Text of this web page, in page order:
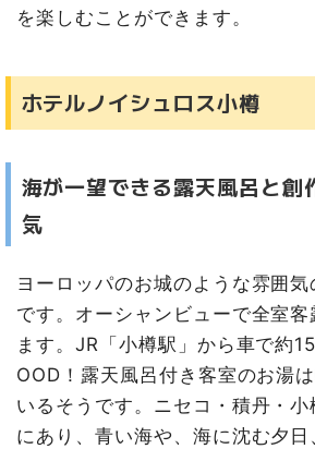
を楽しむことができます。
ホテルノイシュロス小樽
海が一望できる露天風呂と創
気
ヨーロッパのお城のような雰囲
です。オーシャンビューで全室
ます。JR「小樽駅」から車で約
OOD！露天風呂付き客室のお湯
いるそうです。ニセコ・積丹・
にあり、青い海や、海に沈む夕